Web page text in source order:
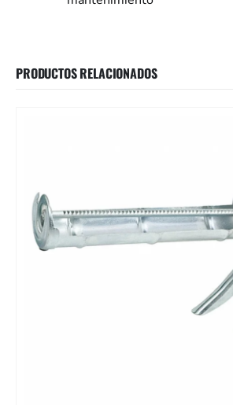
PRODUCTOS RELACIONADOS